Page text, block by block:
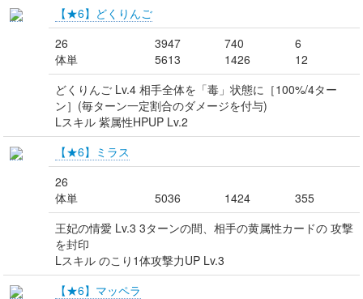
【★6】どくりんご
26
体単
3947
5613
740
1426
6
12
どくりんご Lv.4 相手全体を「毒」状態に［100%/4ター
ン］(毎ターン一定割合のダメージを付与)
Lスキル 紫属性HPUP Lv.2
【★6】ミラス
26
体単
5036 1424
355
王妃の情愛 Lv.3 3ターンの間、相手の黄属性カードの 攻撃
を封印
Lスキル のこり1体攻撃力UP Lv.3
【★6】マッペラ